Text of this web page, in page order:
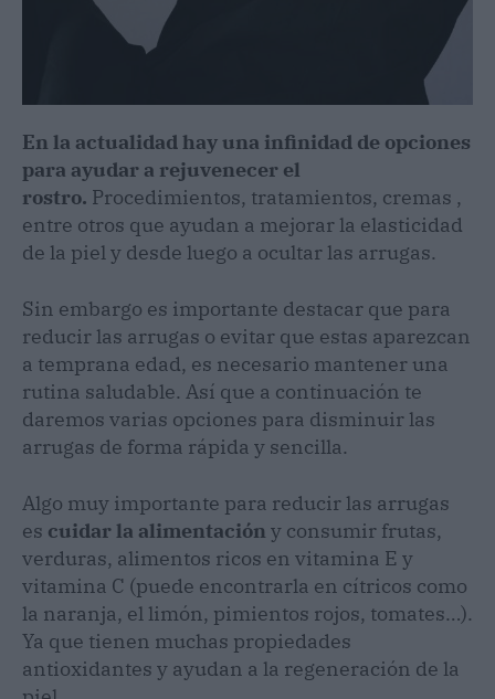
En la actualidad hay una infinidad de opciones
para ayudar a rejuvenecer el
rostro. Procedimientos, tratamientos, cremas ,
entre otros que ayudan a mejorar la elasticidad
de la piel y desde luego a ocultar las arrugas.
Sin embargo es importante destacar que para
reducir las arrugas o evitar que estas aparezcan
a temprana edad, es necesario mantener una
rutina saludable. Así que a continuación te
daremos varias opciones para disminuir las
arrugas de forma rápida y sencilla.
Algo muy importante para reducir las arrugas
es cuidar la alimentación y consumir frutas,
verduras, alimentos ricos en vitamina E y
vitamina C (puede encontrarla en cítricos como
la naranja, el limón, pimientos rojos, tomates…).
Ya que tienen muchas propiedades
antioxidantes y ayudan a la regeneración de la